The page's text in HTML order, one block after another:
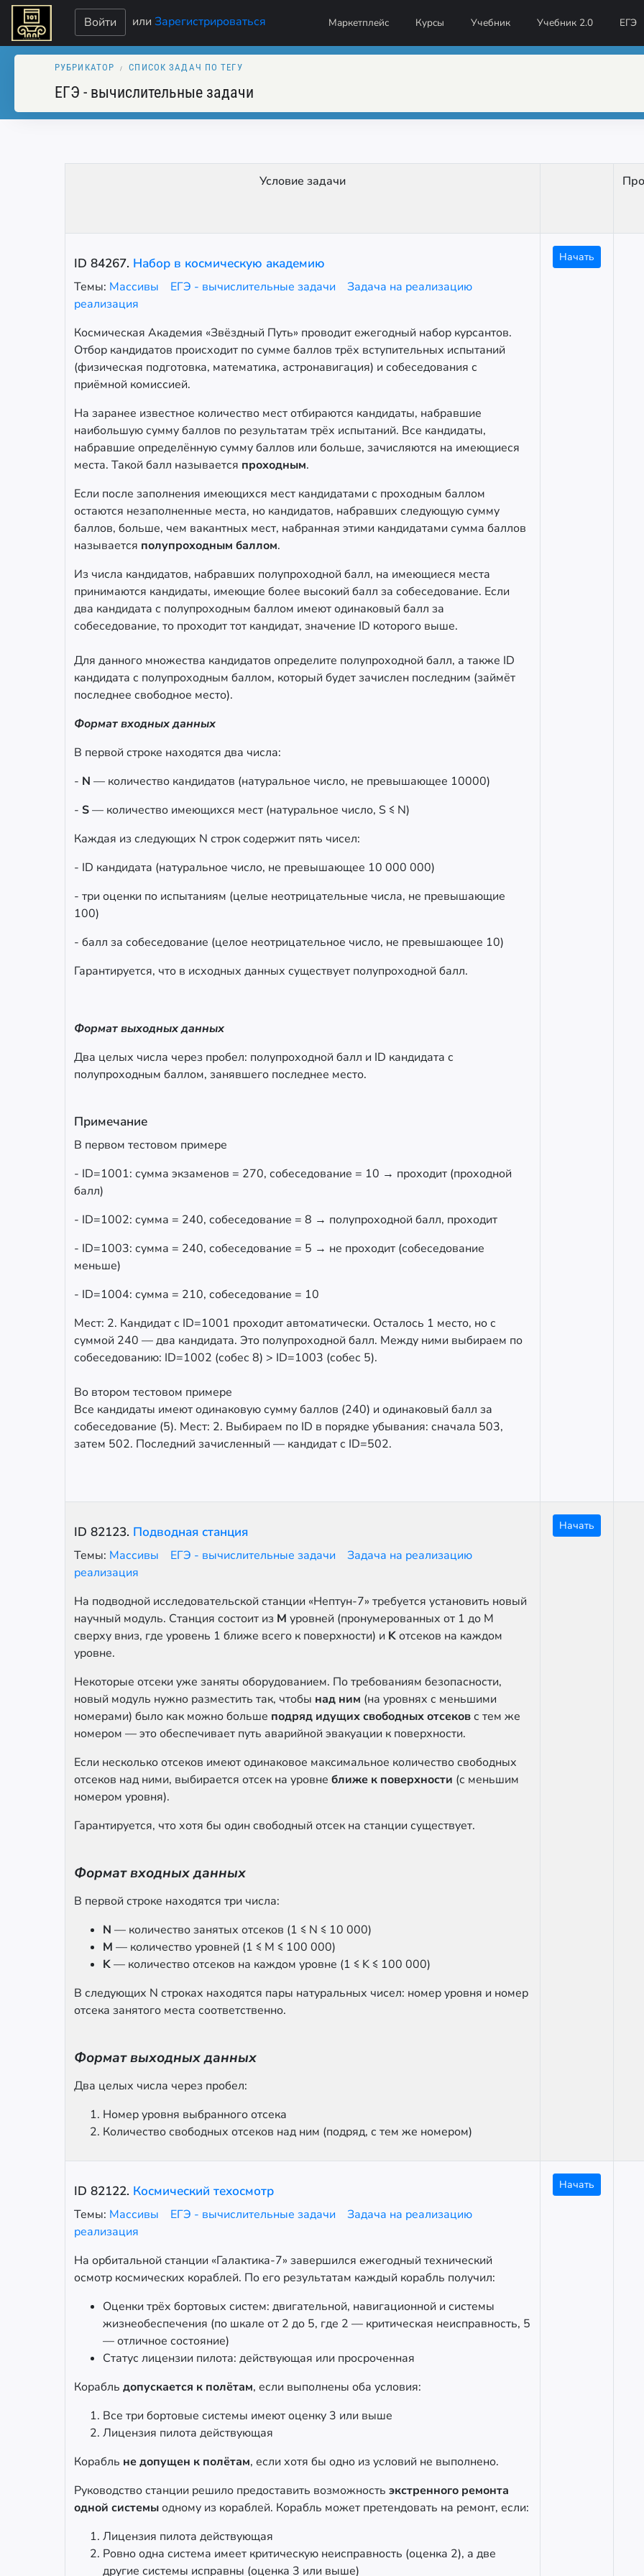
Войти илиЗарегистрироваться Маркетплейс Курсы Учебник Учебник 2.0 ЕГЭ
РУБРИКАТОР СПИСОК ЗАДАЧ ПО ТЕГУ
ЕГЭ - вычислительные задачи
Условие задачи
ID84267. Набор в космическую академию
Темы: Массивы ЕГЭ - вычислительные задачи
Задача на реализацию
реализация
Космическая Академия «Звёздный Путь» проводит ежегодный набор курсантов.
Отбор кандидатов происходит по сумме баллов трёх вступительных испытаний
(физическая подготовка, математика, астронавигация) и собеседования с
приёмной комиссией.
На заранее известное количество мест отбираются кандидаты, набравшие
наибольшую сумму баллов по результатам трёх испытаний. Все кандидаты,
набравшие определённую сумму баллов или больше, зачисляются на имеющиеся
места. Такой балл называется проходным.
Если после заполнения имеющихся мест кандидатами с проходным баллом
остаются незаполненные места, но кандидатов, набравших следующую сумму
баллов, больше, чем вакантных мест, набранная этими кандидатами сумма баллов
называется полупроходным баллом.
Из числа кандидатов, набравших полупроходной балл, на имеющиеся места
принимаются кандидаты, имеющие более высокий балл за собеседование. Если
два кандидата с полупроходным баллом имеют одинаковый балл за
собеседование, то проходит тот кандидат, значение ID которого выше.
Для данного множества кандидатов определите полупроходной балл, а также ID
кандидата с полупроходным баллом, который будет зачислен последним (займёт
последнее свободное место).
Формат входных данных
В первой строке находятся два числа:
- N — количество кандидатов (натуральное число, не превышающее 10000)
-S— количество имеющихся мест (натуральное число, S ≤ N)
Каждая из следующих N строк содержит пять чисел:
- ID кандидата (натуральное число, не превышающее 10 000 000)
- три оценки по испытаниям (целые неотрицательные числа, не превышающие
100)
- балл за собеседование (целое неотрицательное число, не превышающее 10)
Гарантируется, что в исходных данных существует полупроходной балл.
Формат выходных данных
Два целых числа через пробел: полупроходной балл и ID кандидата с
полупроходным баллом, занявшего последнее место.
Примечание
В первом тестовом примере
- ID=1001: сумма экзаменов = 270, собеседование = 10 → проходит (проходной
балл)
- ID=1002: сумма = 240, собеседование = 8 → полупроходной балл, проходит
- ID=1003: сумма = 240, собеседование = 5 → не проходит (собеседование
меньше)
- ID=1004: сумма = 210, собеседование = 10
Мест: 2. Кандидат с ID=1001 проходит автоматически. Осталось 1 место, но с
суммой 240 — два кандидата. Это полупроходной балл. Между ними выбираем по
собеседованию: ID=1002 (собес 8) > ID=1003 (собес 5).
Во втором тестовом примере
Все кандидаты имеют одинаковую сумму баллов (240) и одинаковый балл за
собеседование (5). Мест: 2. Выбираем по ID в порядке убывания: сначала 503,
затем 502. Последний зачисленный — кандидат с ID=502.
Начать
ID82123. Подводная станция
Темы: Массивы ЕГЭ - вычислительные задачи
Задача на реализацию
реализация
На подводной исследовательской станции «Нептун-7» требуется установить новый
научный модуль. Станция состоит из M уровней (пронумерованных от 1 до M
сверху вниз, где уровень 1 ближе всего к поверхности) и Kотсеков на каждом
уровне.
Некоторые отсеки уже заняты оборудованием. По требованиям безопасности,
новый модуль нужно разместить так, чтобы над ним (на уровнях с меньшими
номерами) было как можно больше подряд идущих свободных отсековс тем же
номером — это обеспечивает путь аварийной эвакуации к поверхности.
Если несколько отсеков имеют одинаковое максимальное количество свободных
отсеков над ними, выбирается отсек на уровнеближе к поверхности (с меньшим
номером уровня).
Гарантируется, что хотя бы один свободный отсек на станции существует.
Формат входных данных
В первой строке находятся три числа:
N — количество занятых отсеков (1 ≤ N ≤ 10 000)
M — количество уровней (1 ≤ M ≤ 100 000)
K— количество отсеков на каждом уровне (1 ≤ K ≤ 100 000)
В следующих N строках находятся пары натуральных чисел: номер уровня и номер
отсека занятого места соответственно.
Формат выходных данных
Два целых числа через пробел:
Номер уровня выбранного отсека
Количество свободных отсеков над ним (подряд, с тем же номером)
Начать
ID82122. Космический техосмотр
Темы: Массивы ЕГЭ - вычислительные задачи
Задача на реализацию
реализация
На орбитальной станции «Галактика-7» завершился ежегодный технический
осмотр космических кораблей. По его результатам каждый корабль получил:
Оценки трёх бортовых систем: двигательной, навигационной и системы
жизнеобеспечения (по шкале от 2 до 5, где 2 — критическая неисправность, 5
— отличное состояние)
Статус лицензии пилота: действующая или просроченная
Корабльдопускается к полётам, если выполнены оба условия:
Все три бортовые системы имеют оценку 3 или выше
Лицензия пилота действующая
Корабль не допущен к полётам, если хотя бы одно из условий не выполнено.
Руководство станции решило предоставить возможностьэкстренного ремонта
одной системыодному из кораблей. Корабль может претендовать на ремонт, если:
Лицензия пилота действующая
Ровно одна система имеет критическую неисправность (оценка 2), а две
другие системы исправны (оценка 3 или выше)
Начать